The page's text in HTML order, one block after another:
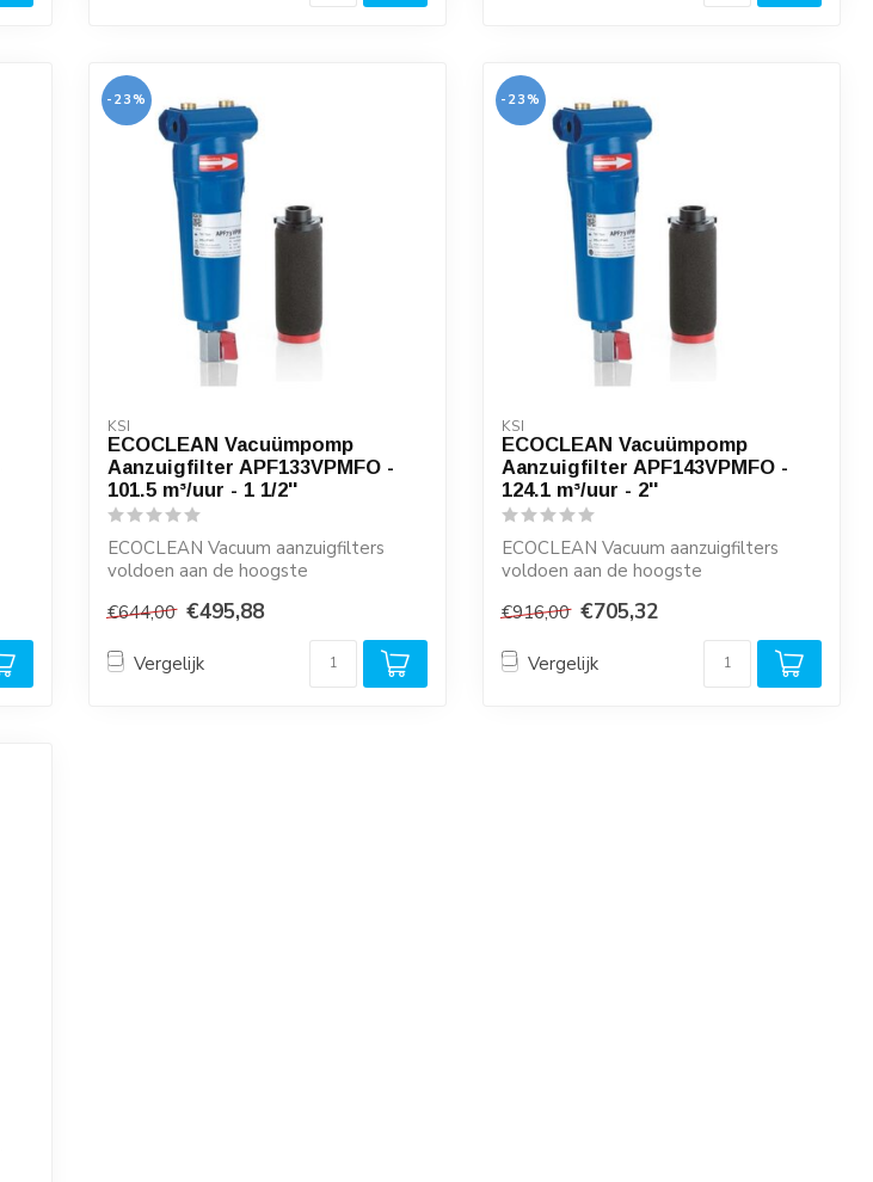
-23%
KSI
ECOCLEAN Vacuümpomp
Aanzuigfilter APF133VPMFO -
101.5 m³/uur - 1 1/2''
ECOCLEAN Vacuum aanzuigfilters
voldoen aan de hoogste
€644,00 €495,88
Vergelijk
-23%
KSI
ECOCLEAN Vacuümpomp
Aanzuigfilter APF143VPMFO -
124.1 m³/uur - 2''
ECOCLEAN Vacuum aanzuigfilters
voldoen aan de hoogste
€916,00 €705,32
Vergelijk